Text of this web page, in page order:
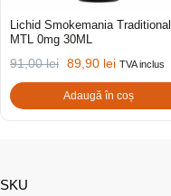
Lichid Smokemania Traditional
MTL 0mg 30ML
91,00lei 89,90 lei TVA inclus
Adaugă în coș
SKU